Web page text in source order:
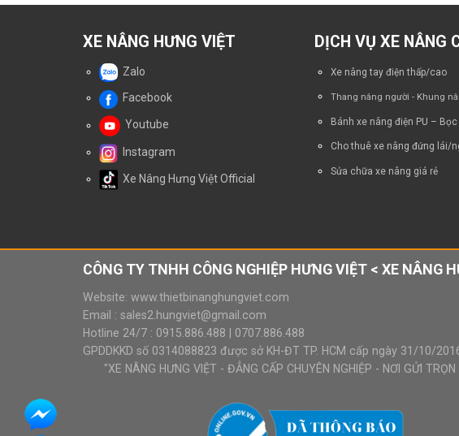
XE NÂNG HƯNG VIỆT
Zalo
Facebook
Youtube
Instagram
Xe Nâng Hưng Việt Official
DỊCH VỤ XE NÂNG
Xe nâng tay điện thấp/cao
Thang nâng người - Khung
Bánh xe nâng điện PU –
Cho thuê xe nâng đứng lái/
Sửa chữa xe nâng giá rẻ
CÔNG TY TNHH CÔNG NGHIỆP HƯNG VIỆT < XE NÂNG
Website: www.thietbinanghungviet.com
Email : sales2.hungviet@gmail.com
Hotline 24/7 : 0915.886.488
0707.886.488
GPDDKKD số 0314088823 được sở KH-ĐT TP. HCM cấp ngày 31/10/
"XE NÂNG HƯNG VIỆT - ĐẲNG CẤP CHUYÊN NGHIỆP - NƠI GỬI TRỌN